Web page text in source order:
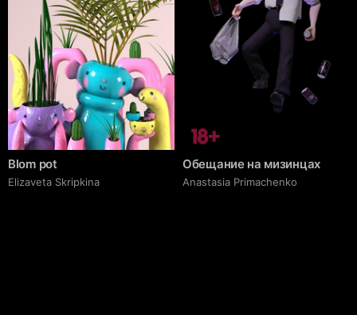
Blom pot
Elizaveta Skripkina
Обещание на мизинцах
Anastasia Primachenko